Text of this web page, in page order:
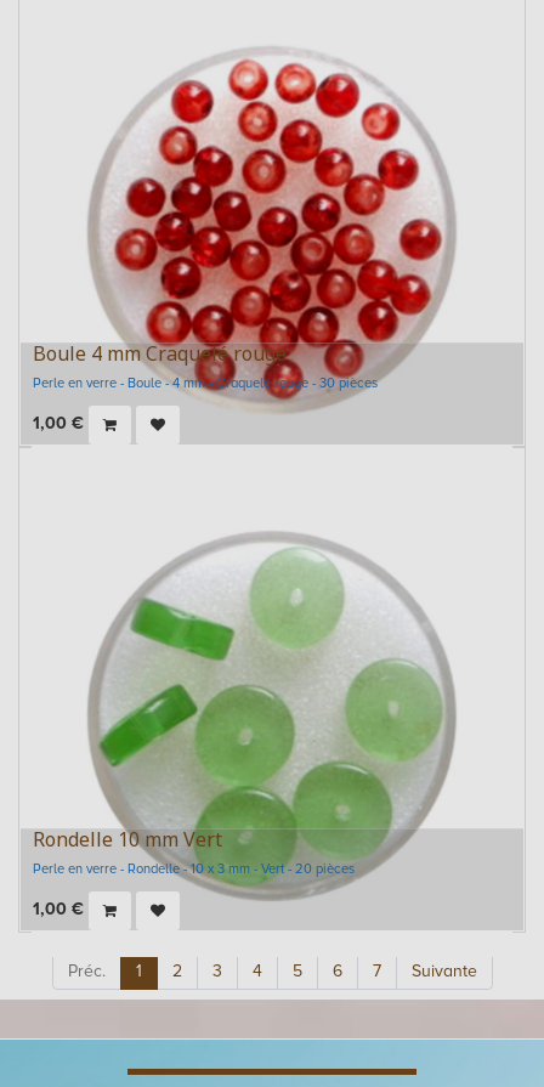
Boule 4 mm Craquelé rouge
Perle en verre - Boule - 4 mm - Craquelé rouge - 30 pièces
1,00 €
Rondelle 10 mm Vert
Perle en verre - Rondelle - 10 x 3 mm - Vert - 20 pièces
1,00 €
Préc. 1 2 3 4 5 6 7 Suivante